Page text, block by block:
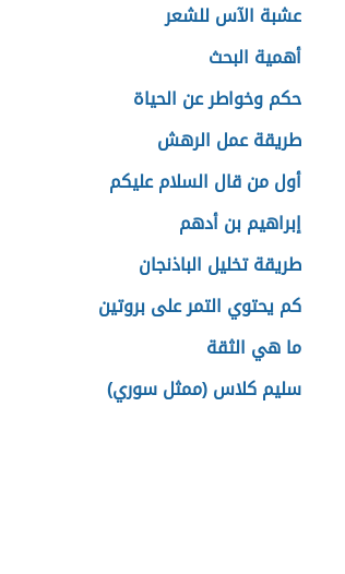
عشبة الآس للشعر
أهمية البحث
حكم وخواطر عن الحياة
طريقة عمل الرهش
أول من قال السلام عليكم
إبراهيم بن أدهم
طريقة تخليل الباذنجان
كم يحتوي التمر على بروتين
ما هي الثقة
سليم كلاس (ممثل سوري)